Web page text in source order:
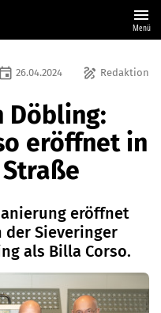
menu
Menü
draw Redaktion
event 26.04.2024
Döbling:
eröffnet in
eröffnet
Sieveringer
als Billa Corso.